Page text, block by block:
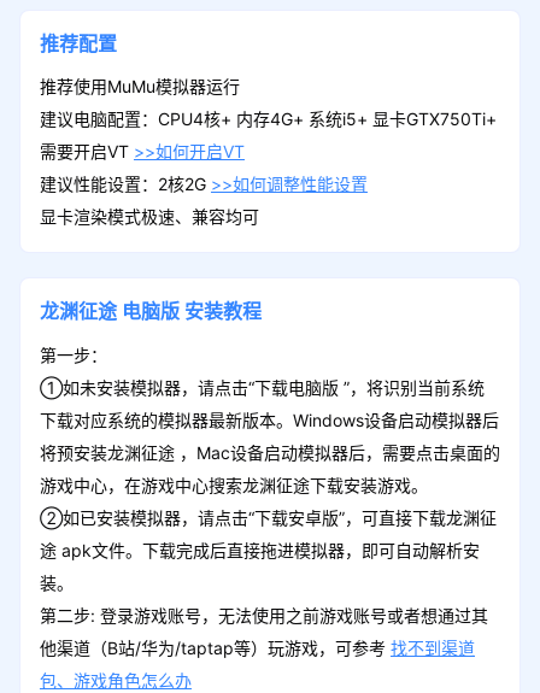
推荐配置
推荐使用MuMu模拟器运行
建议电脑配置：CPU4核+ 内存4G+ 系统i5+ 显卡GTX750Ti+
需要开启VT >>如何开启VT
建议性能设置：2核2G >>如何调整性能设置
显卡渲染模式极速、兼容均可
龙渊征途 电脑版 安装教程
第一步：
①如未安装模拟器，请点击“下载电脑版 ”，将识别当前系统
下载对应系统的模拟器最新版本。Windows设备启动模拟器后
将预安装龙渊征途 ，Mac设备启动模拟器后，需要点击桌面的
游戏中心，在游戏中心搜索龙渊征途下载安装游戏。
②如已安装模拟器，请点击“下载安卓版”，可直接下载龙渊征
途 apk文件。下载完成后直接拖进模拟器，即可自动解析安
装。
第二步: 登录游戏账号，无法使用之前游戏账号或者想通过其
他渠道（B站/华为/taptap等）玩游戏，可参考 找不到渠道
包、游戏角色怎么办